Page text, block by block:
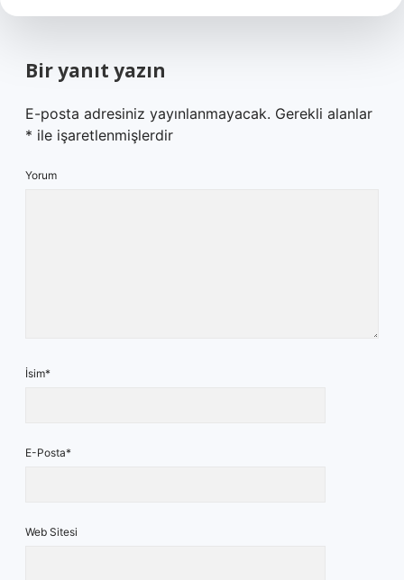
Bir yanıt yazın
E-posta adresiniz yayınlanmayacak. Gerekli alanlar
* ile işaretlenmişlerdir
Yorum
İsim*
E-Posta*
Web Sitesi